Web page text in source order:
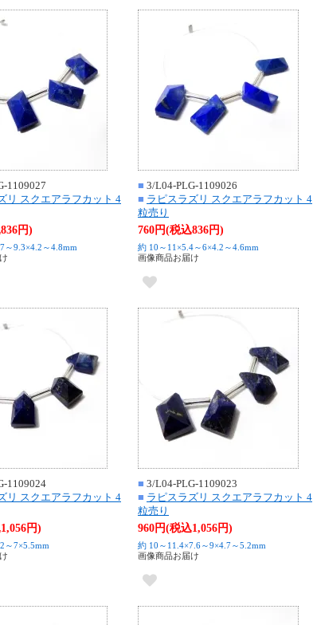
1109027
リ スクエアラフカット 4
円)
～9.3×4.2～4.8mm
■ 3/L04-PLG-1109026
■ ラピスラズリ スクエアラフカット 4
粒売り
760円(税込836円)
約 10～11×5.4～6×4.2～4.6mm
画像商品お届け
1109024
リ スクエアラフカット 4
円)
～7×5.5mm
■ 3/L04-PLG-1109023
■ ラピスラズリ スクエアラフカット 4
粒売り
960円(税込1,056円)
約 10～11.4×7.6～9×4.7～5.2mm
画像商品お届け